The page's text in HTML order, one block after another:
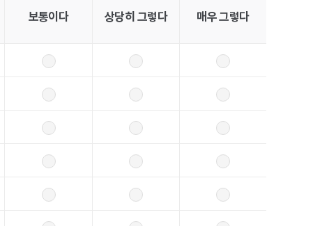
보통이다 상당히 그렇다 매우 그렇다